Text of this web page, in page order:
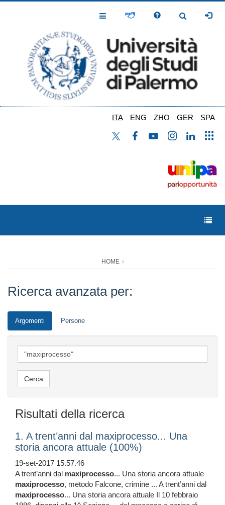
Toggle
Toggle
ITA ENG ZHO GER SPA
HOME
Ricerca avanzata per:
Argomenti Persone
Risultati della ricerca
1. A trent’anni dal maxiprocesso... Una
storia ancora attuale (100%)
19-set-2017 15.57.46
A trent’anni dal maxiprocesso... Una storia ancora attuale
maxiprocesso, metodo Falcone, crimine ... A trent’anni dal
maxiprocesso... Una storia ancora attuale Il 10 febbraio